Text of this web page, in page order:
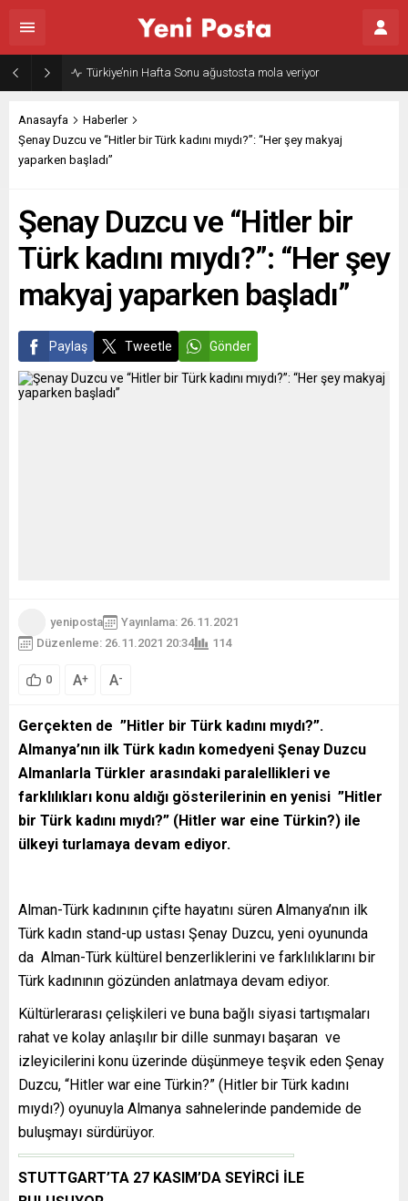
Gazze’nin geleceği: Teknokratik kontrol mü, kolonializm mi?
Anasayfa
Haberler
Şenay Duzcu ve “Hitler bir Türk kadını mıydı?”: “Her şey makyaj
yaparken başladı”
Şenay Duzcu ve “Hitler bir
Türk kadını mıydı?”: “Her şey
makyaj yaparken başladı”
Paylaş Tweetle Gönder
yeniposta
Yayınlama: 26.11.2021
Düzenleme: 26.11.2021 20:34
114
0 A+ A-
Gerçekten de ”Hitler bir Türk kadını mıydı?”.
Almanya’nın ilk Türk kadın komedyeni Şenay Duzcu
Almanlarla Türkler arasındaki paralellikleri ve
farklılıkları konu aldığı gösterilerinin en yenisi ”Hitler
bir Türk kadını mıydı?” (Hitler war eine Türkin?) ile
ülkeyi turlamaya devam ediyor.
Alman-Türk kadınının çifte hayatını süren Almanya’nın ilk
Türk kadın stand-up ustası Şenay Duzcu, yeni oyununda
da Alman-Türk kültürel benzerliklerini ve farklılıklarını bir
Türk kadınının gözünden anlatmaya devam ediyor.
Kültürlerarası çelişkileri ve buna bağlı siyasi tartışmaları
rahat ve kolay anlaşılır bir dille sunmayı başaran ve
izleyicilerini konu üzerinde düşünmeye teşvik eden Şenay
Duzcu, “Hitler war eine Türkin?” (Hitler bir Türk kadını
mıydı?) oyunuyla Almanya sahnelerinde pandemide de
buluşmayı sürdürüyor.
STUTTGART’TA 27 KASIM’DA SEYİRCİ İLE